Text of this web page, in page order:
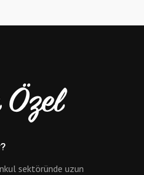
sektöründe uzun